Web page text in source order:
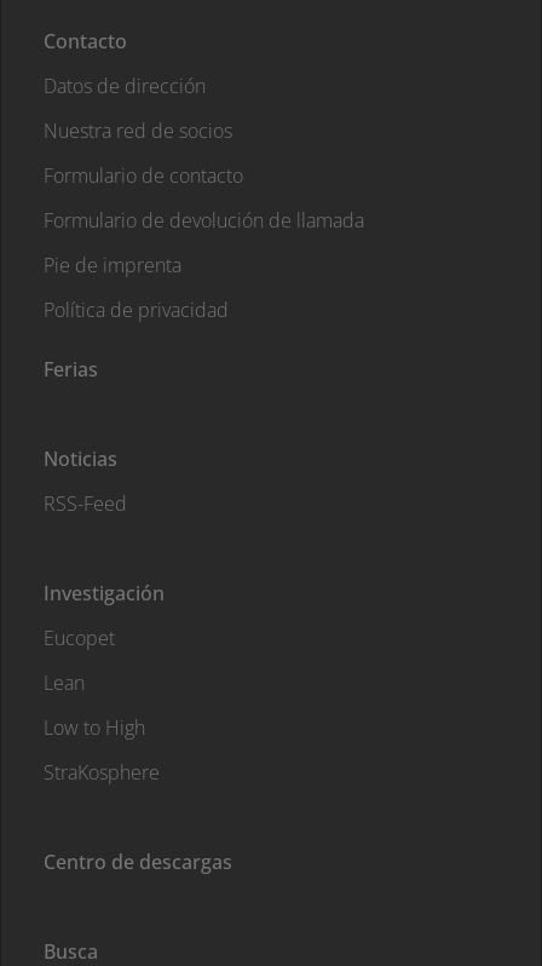
Contacto
Datos de dirección
Nuestra red de socios
Formulario de contacto
Formulario de devolución de llamada
Pie de imprenta
Política de privacidad
Ferias
Noticias
RSS-Feed
Investigación
Eucopet
Lean
Low to High
StraKosphere
Centro de descargas
Busca